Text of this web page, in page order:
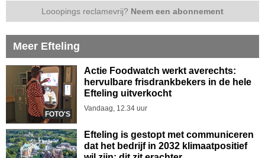
Looopings reclamevrij? Neem een abonnement
Meer Efteling
FOTO'S
Actie Foodwatch werkt averechts:
hervulbare frisdrankbekers in de hele
Efteling uitverkocht
Vandaag, 12.34 uur
Efteling is gestopt met communiceren
dat het bedrijf in 2032 klimaatpositief